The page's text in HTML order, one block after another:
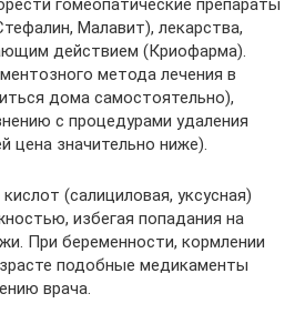
гомеопатические препараты
Малавит), лекарства,
действием (Криофарма).
метода лечения в
дома самостоятельно),
с процедурами удаления
цена значительно ниже).
(салициловая, уксусная)
избегая попадания на
При беременности, кормлении
подобные медикаменты
врача.